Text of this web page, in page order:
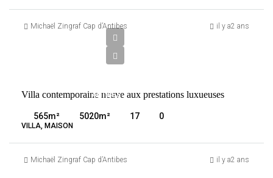
Michaël Zingraf Cap d’Antibes il y a2 ans
ANTIBES
Villa contemporaine neuve aux prestations luxueuses
565m² 5020m² 17 0
VILLA, MAISON
Michaël Zingraf Cap d’Antibes il y a2 ans